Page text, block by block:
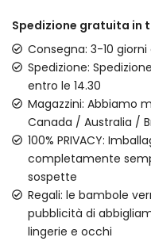
Spedizione gratuita in
Consegna: 3-10
Spedizione:
entro le 14.30
Magazzini: Abbiamo
Canada / Australia /
100% PRIVACY:
completamente
sospette
Regali: le bambole
pubblicità di
lingerie e occhi